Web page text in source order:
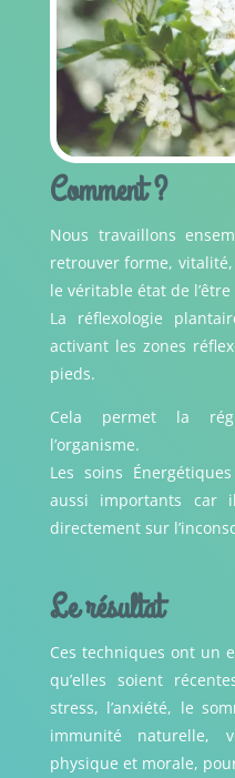
Comment ?
Nous travaillons
retrouver forme,
le véritable état de
La réflexologie
activant les zones
pieds.
Cela permet la
l’organisme.
Les soins
aussi importants car
directement sur
Le résultat
Ces techniques ont un
qu’elles soient
stress, l’anxiété, le
immunité naturelle,
physique et morale,